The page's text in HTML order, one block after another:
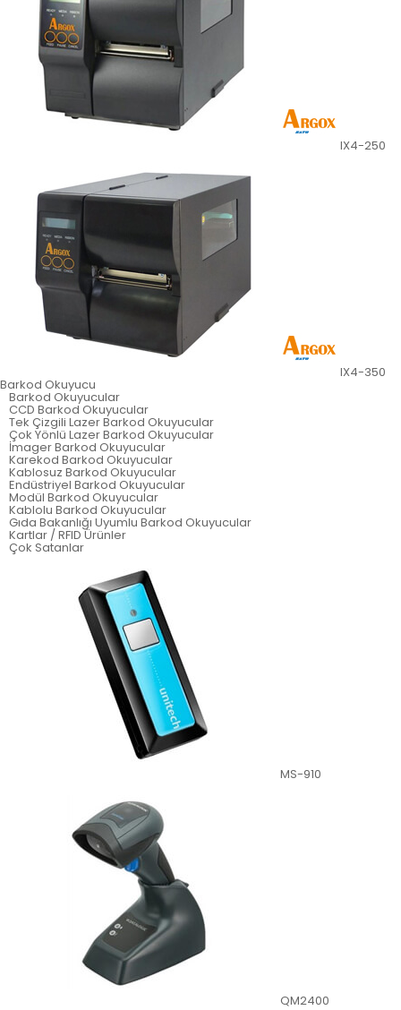
IX4-250
IX4-350
Barkod Okuyucu
Barkod Okuyucular
CCD Barkod Okuyucular
Tek Çizgili Lazer Barkod Okuyucular
Çok Yönlü Lazer Barkod Okuyucular
İmager Barkod Okuyucular
Karekod Barkod Okuyucular
Kablosuz Barkod Okuyucular
Endüstriyel Barkod Okuyucular
Modül Barkod Okuyucular
Kablolu Barkod Okuyucular
Gıda Bakanlığı Uyumlu Barkod Okuyucular
Kartlar / RFID Ürünler
Çok Satanlar
MS-910
QM2400